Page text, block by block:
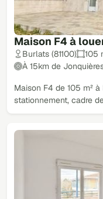
Maison F4 à
Burlats (81100) 105
À 15km de
Maison F4 de 105 m²
stationnement, cadre